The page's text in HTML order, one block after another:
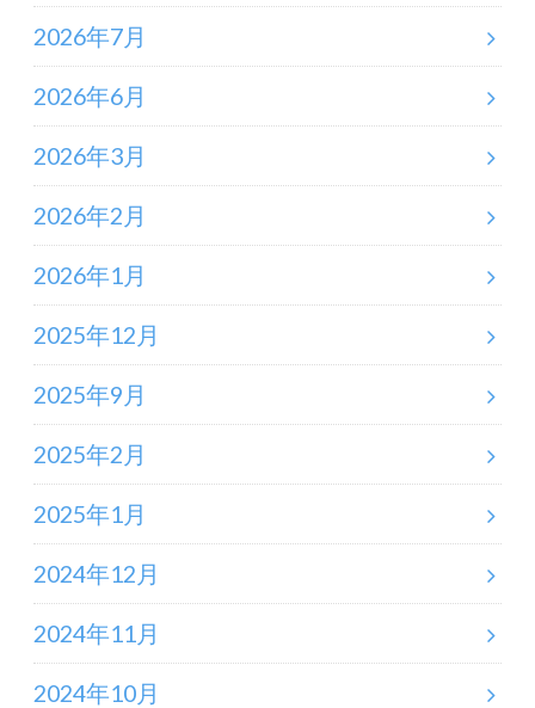
2026年7月
2026年6月
2026年3月
2026年2月
2026年1月
2025年12月
2025年9月
2025年2月
2025年1月
2024年12月
2024年11月
2024年10月